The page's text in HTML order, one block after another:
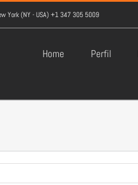
York (NY - USA) +1 347 305 5009
Home Perfil